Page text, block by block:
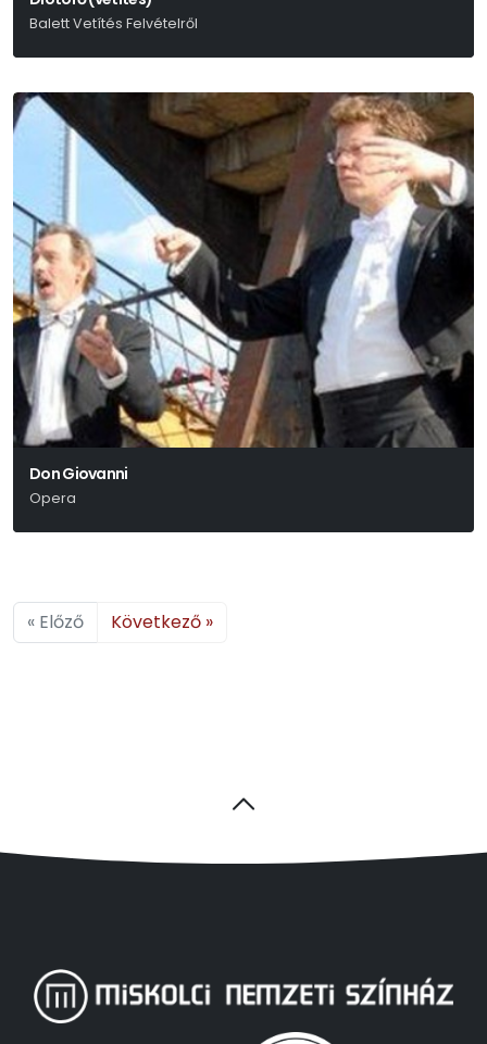
Balett Vetítés Felvételről
Don Giovanni
Opera
« Előző Következő »